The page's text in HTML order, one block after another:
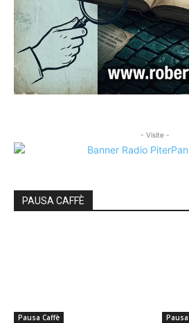
- Visite -
PAUSA CAFFÈ
Pausa Caffè